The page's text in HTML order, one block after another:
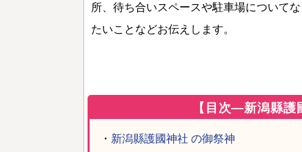
所、待ち合いスペースや駐車場について
たいことなどお伝えします。
【目次―新潟縣護
・ 新潟縣護國神社 の御祭神